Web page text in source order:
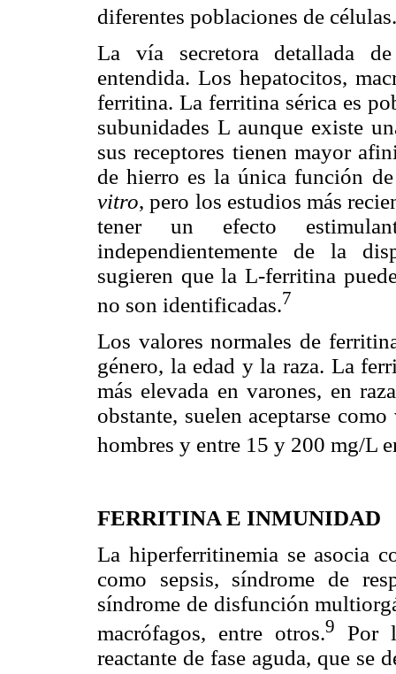
diferentes poblaciones de células.
La vía secretora detallada
entendida. Los hepatocitos,
ferritina. La ferritina sérica es
subunidades L aunque existe
sus receptores tienen mayor
de hierro es la única función
vitro, pero los estudios más
tener un efecto
independientemente de la
sugieren que la L-ferritina
no son identificadas.7
Los valores normales de
género, la edad y la raza. La
más elevada en varones, en
obstante, suelen aceptarse
hombres y entre 15 y 200 mg/L
FERRITINA E INMUNIDAD
La hiperferritinemia se asocia
como sepsis, síndrome de
síndrome de disfunción
macrófagos, entre otros.9
Por
reactante de fase aguda, que se